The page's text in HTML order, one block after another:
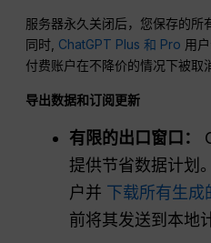
服务器永久关闭后，您保存的
同时, ChatGPT Plus 和 Pro 用
付费账户在不降价的情况下被取
导出数据和订阅更新
有限的出口窗口：
提供节省数据计划
户并 下载所有生成
前将其发送到本地